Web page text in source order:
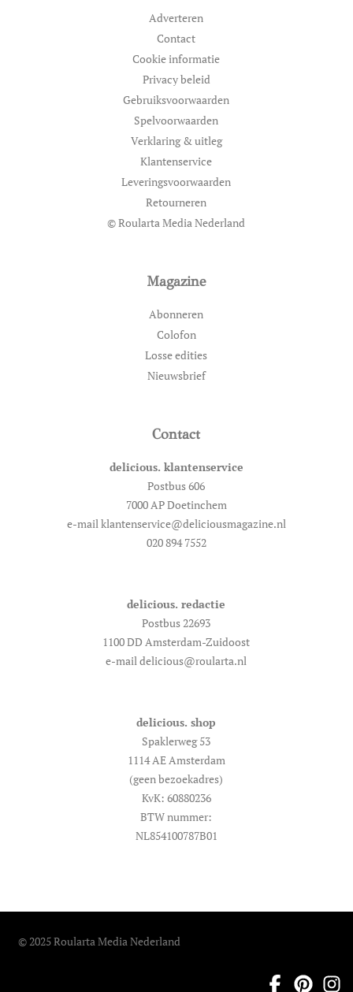
Adverteren
Contact
Cookie informatie
Privacy beleid
Gebruiksvoorwaarden
Spelvoorwaarden
Verklaring & uitleg
Klantenservice
Leveringsvoorwaarden
Retourneren
© Roularta Media Nederland
Magazine
Abonneren
Colofon
Losse edities
Nieuwsbrief
Contact
delicious. klantenservice
Postbus 606
7000 AP Doetinchem
e-mail klantenservice@deliciousmagazine.nl
020 894 7552
delicious. redactie
Postbus 22693
1100 DD Amsterdam-Zuidoost
e-mail delicious@roularta.nl
delicious. shop
Spaklerweg 53
1114 AE Amsterdam
(geen bezoekadres)
KvK: 60880236
BTW nummer:
NL854100787B01
© 2025 Roularta Media Nederland